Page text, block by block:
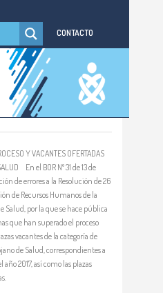
CONTACTO
Y VACANTES OFERTADAS
En el BOR Nº 31 de 13 de
de errores a la Resolución de 26
de Recursos Humanos de la
Salud, por la que se hace pública
que han superado el proceso
vacantes de la categoría de
de Salud, correspondientes a
2017, así como las plazas